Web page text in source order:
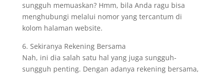
sungguh memuaskan? Hmm, bila Anda ragu bisa
menghubungi melalui nomor yang tercantum di
kolom halaman website.
6. Sekiranya Rekening Bersama
Nah, ini dia salah satu hal yang juga sungguh-
sungguh penting. Dengan adanya rekening bersama,